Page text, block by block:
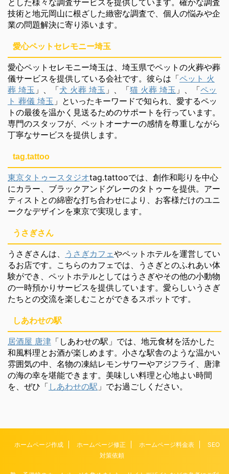
技術と地元岡山に根ざした緻密な調査で、個人の悩みや企
業の問題解決に寄り添います。
愛心ペットセレモニー埼玉
愛心ペットセレモニー埼玉は、埼玉県でペットの火葬や葬
儀サービスを提供している会社です。彼らは「ペット 火
葬 埼玉 」、「犬 火葬 埼玉 」、「猫 火葬 埼玉 」、「ペッ
ト 葬儀 埼玉 」といったキーワードで知られ、愛するペッ
トの最後を温かく見送るためのサポートを行っています。
専門のスタッフが、ペットオーナーの感情を尊重しながら
丁寧なサービスを提供します。
tag.tattoo
東京タトゥースタジオtag.tattooでは、創作和彫りを中心
にカラー、ブラックアンドグレーのタトゥーを提供。アー
ティストとの綿密な打ち合わせにより、お客様だけのユニ
ークなデザインを東京で実現します。
うさぎさん
うさぎさんは、 うさぎカフェやペットホテルを運営してい
るお店です。こちらのカフェでは、うさぎとのふれあい体
験ができ、ペットホテルとしてはうさぎやその他の小動物
の一時預かりサービスを提供しています。愛らしいうさぎ
たちとの交流を楽しむことができるスポットです。
しあわせの駅
居酒屋 唐津 「しあわせの駅」では、地元食材を活かした
和風料理とお酒が楽しめます。小さな駅舎のような温かい
雰囲気の中、名物の凍結レモンサワーやアジフライ、唐津
の海の幸を堪能できます。美味しい料理と心地よい時間
を、ぜひ「 しあわせの駅 」でお過ごしください。
ホームページ作成 ホームページ修正 ホームページ料金表
SEO
対策依頼